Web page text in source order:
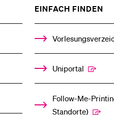
UNTERMENÜ
EINFACH FINDEN
Uniportal
Follow-Me-
Standorte)